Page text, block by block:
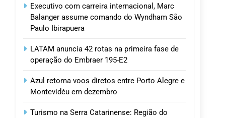
Executivo com carreira internacional, Marc
Balanger assume comando do Wyndham São
Paulo Ibirapuera
LATAM anuncia 42 rotas na primeira fase de
operação do Embraer 195-E2
Azul retoma voos diretos entre Porto Alegre e
Montevidéu em dezembro
Turismo na Serra Catarinense: Região do